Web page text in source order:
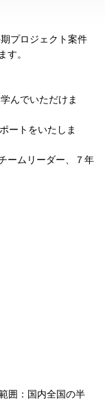
プロジェクト案件
す。
んでいただけま
ートをいたしま
ームリーダー、７年
囲：国内全国の半